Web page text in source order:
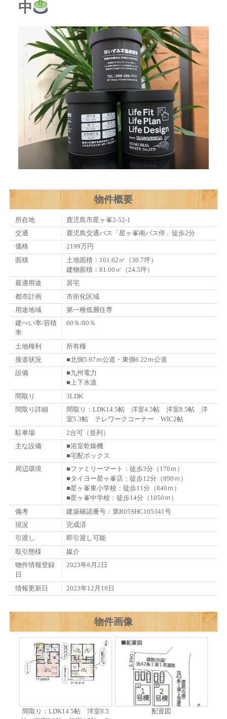
中
物件概要
所在地
鹿児島市星ヶ峯2-52-1
交通
鹿児島交通バス「星ヶ峯南バス停」徒歩2分
価格
2199万円
面積
土地面積：101.62㎡（30.7坪）
建物面積：81.00㎡（24.5坪）
最適用途
居宅
都市計画
市街化区域
用途地域
第一種低層住専
建ぺい率/容積
率
60％/80％
土地権利
所有権
接道状況
■北側5.97ｍ公道・東側6.22ｍ公道
設備
■九州電力
■上下水道
間取り
3LDK
間取り詳細
間取り：LDK14.5帖 洋室4.5帖 洋室8.5帖 洋
室5.3帖 テレワークコーナー WIC2帖
駐車場
2台可（並列）
主な設備
■浴室乾燥機
■宅配ボックス
周辺環境
■ファミリーマート：徒歩3分（170ｍ）
■タイヨー星ヶ峯店：徒歩12分（890ｍ）
■星ヶ峯東小学校：徒歩11分（840ｍ）
■星ヶ峯中学校：徒歩14分（1050ｍ）
備考
建築確認番号：第R05SHC105341号
現況
完成済
引渡し
即引渡し可能
取引態様
媒介
物件情報登録
日
2023年6月2日
情報更新日 2023年12月19日
物件画像
間取り：LDK14.5帖 洋室8.5
配置図